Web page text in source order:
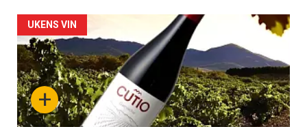
Forsiden
akkurat
nå
-
+
UKENS VIN